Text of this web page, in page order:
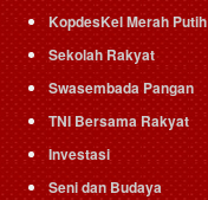
KopdesKel Merah Putih
Sekolah Rakyat
Swasembada Pangan
TNI Bersama Rakyat
Investasi
Seni dan Budaya